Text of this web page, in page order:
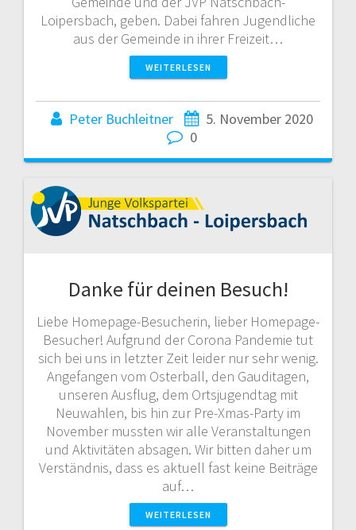
Loipersbach, geben. Dabei fahren Jugendliche
aus der Gemeinde in ihrer Freizeit…
WEITERLESEN
Peter Buchleitner
5. November 2020
0
Danke für deinen Besuch!
Liebe Homepage-Besucherin, lieber Homepage-
Besucher! Aufgrund der Corona Pandemie tut
sich bei uns in letzter Zeit leider nur sehr wenig.
Angefangen vom Osterball, den Gauditagen,
unseren Ausflug, dem Ortsjugendtag mit
Neuwahlen, bis hin zur Pre-Xmas-Party im
November mussten wir alle Veranstaltungen
und Aktivitäten absagen. Wir bitten daher um
Verständnis, dass es aktuell fast keine Beiträge
auf…
WEITERLESEN